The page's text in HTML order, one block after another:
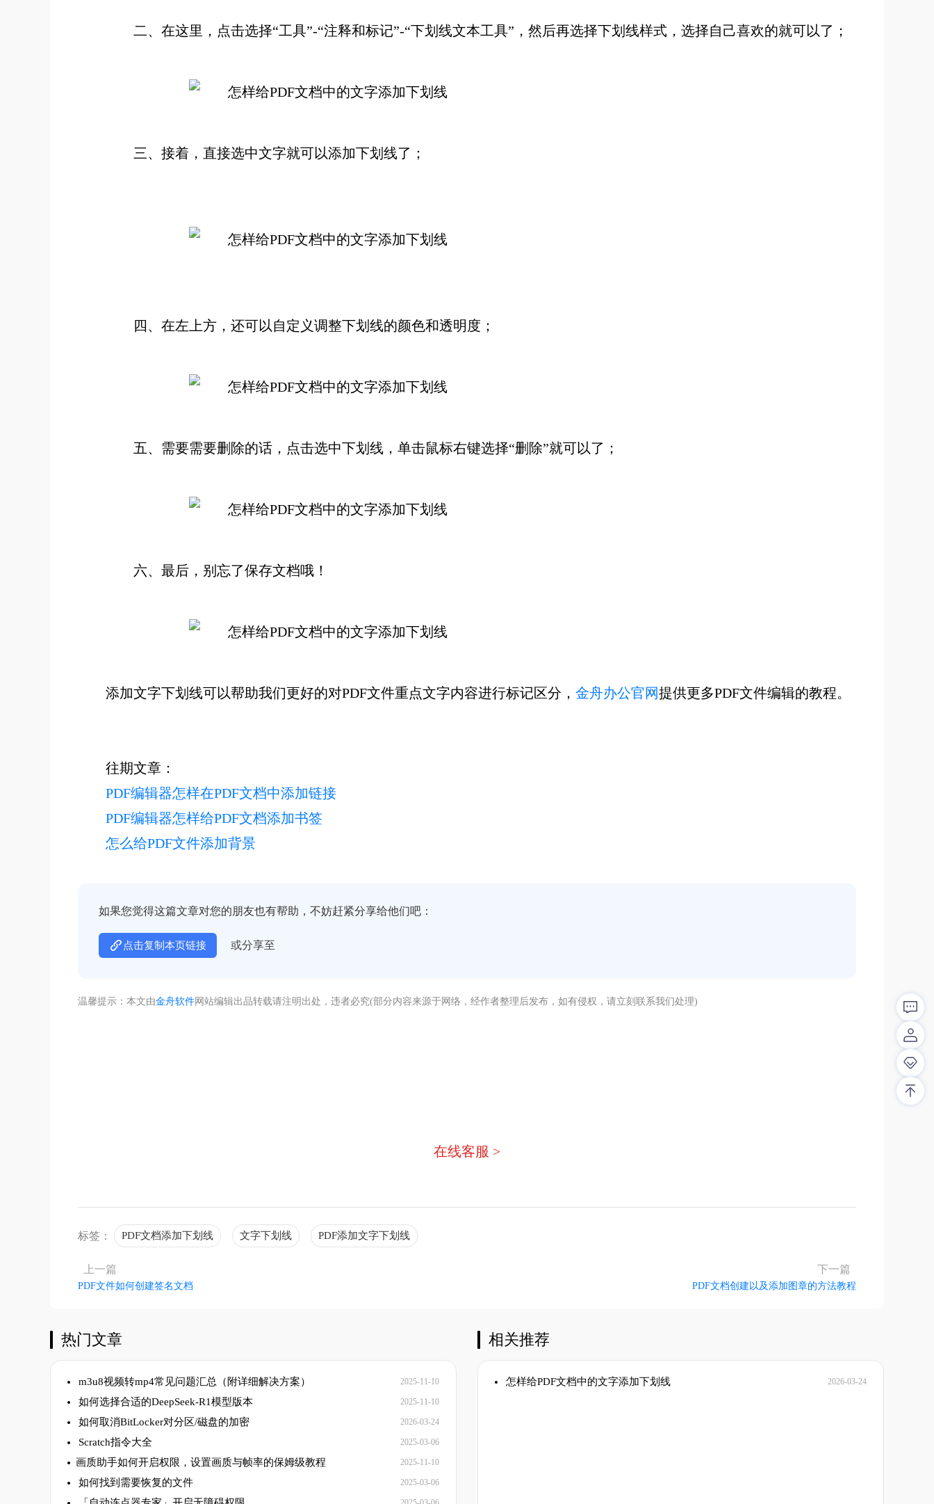
二、在这里，点击选择“工具”-“注释和标记”-“下划线文本工具”，然后再选择下划线样式，选择自己喜欢的就可以了；
三、接着，直接选中文字就可以添加下划线了；
四、在左上方，还可以自定义调整下划线的颜色和透明度；
五、需要需要删除的话，点击选中下划线，单击鼠标右键选择“删除”就可以了；
六、最后，别忘了保存文档哦！
添加文字下划线可以帮助我们更好的对PDF文件重点文字内容进行标记区分， 金舟办公官网提供更多PDF文件编辑的教程。
往期文章：
PDF编辑器怎样在PDF文档中添加链接
PDF编辑器怎样给PDF文档添加书签
怎么给PDF文件添加背景
如果您觉得这篇文章对您的朋友也有帮助，不妨赶紧分享给他们吧：
点击复制本页链接 或分享至
温馨提示：本文由金舟软件网站编辑出品转载请注明出处，违者必究(部分内容来源于网络，经作者整理后发布，如有侵权，请立刻联系我们处理)
在线客服 >
标签： PDF文档添加下划线 文字下划线 PDF添加文字下划线
上一篇
PDF文件如何创建签名文档
下一篇
PDF文档创建以及添加图章的方法教程
热门文章
m3u8视频转mp4常见问题汇总（附详细解决方案） 2025-11-10
如何选择合适的DeepSeek-R1模型版本 2025-11-10
如何取消BitLocker对分区/磁盘的加密 2026-03-24
Scratch指令大全 2025-03-06
​画质助手如何开启权限，设置画质与帧率的保姆级教程 2025-11-10
如何找到需要恢复的文件 2025-03-06
相关推荐
怎样给PDF文档中的文字添加下划线 2026-03-24